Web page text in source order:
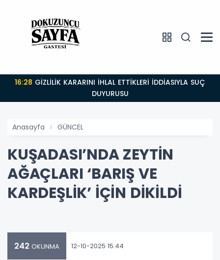
16:28
DUYURUSU
Anasayfa GÜNCEL
KUŞADASI’NDA ZEYTİN
AĞAÇLARI ‘BARIŞ VE
KARDEŞLİK’ İÇİN DİKİLDİ
242 OKUNMA 12-10-2025 15:44